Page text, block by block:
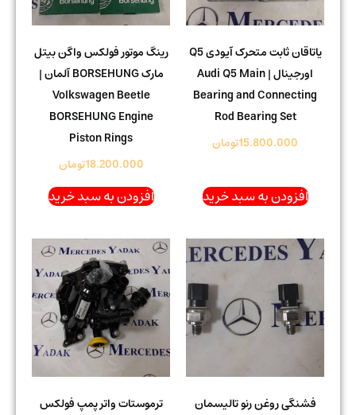
یاتاقان ثابت متحرک آیودی Q5
اورجینال | Audi Q5 Main
Bearing and Connecting
Rod Bearing Set
15.800.000تومان
افزودن به سبد خرید
رینگ موتور فولکس واگن بیتل
مارک BORSEHUNG آلمان |
Volkswagen Beetle
BORSEHUNG Engine
Piston Rings
18.200.000تومان
افزودن به سبد خرید
فشنگی روغن رنو تالیسمان
ترموستات واتر پمپ فولکس